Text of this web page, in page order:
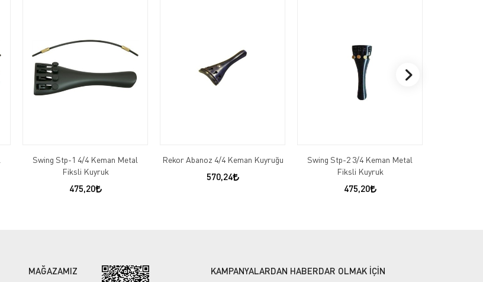
Swing Stp-1 4/4 Keman Metal
Fiksli Kuyruk
475,20
Rekor Abanoz 4/4 Keman Kuyruğu
570,24
Swing Stp-2 3/4 Keman Metal
Fiksli Kuyruk
475,20
MAĞAZAMIZ KAMPANYALARDAN HABERDAR OLMAK İÇİN